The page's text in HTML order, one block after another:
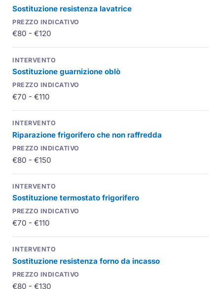
Sostituzione resistenza lavatrice
€80 - €120
Sostituzione guarnizione oblò
€70 - €110
Riparazione frigorifero che non raffredda
€80 - €150
Sostituzione termostato frigorifero
€70 - €110
Sostituzione resistenza forno da incasso
€80 - €130